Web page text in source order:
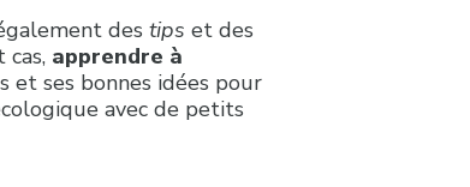
des tips et des
apprendre à
et ses bonnes idées pour
avec de petits